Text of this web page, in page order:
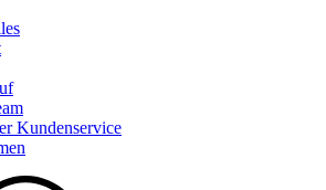
Kundenservice